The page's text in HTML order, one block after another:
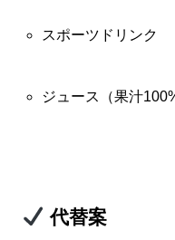
スポーツドリンク
ジュース（果汁
代替案